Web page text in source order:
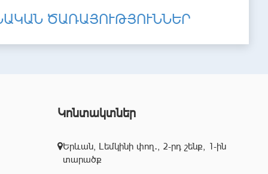
ԾԱՌԱՅՈՒԹՅՈՒՆՆԵՐ
Կոնտակտներ
Երևան, Լեմկինի փող․, 2-րդ շենք, 1-ին
տարածք